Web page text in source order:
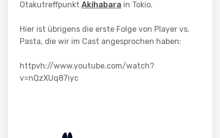
Otakutreffpunkt Akihabara in Tokio.
Hier ist übrigens die erste Folge von Player vs.
Pasta, die wir im Cast angesprochen haben:
httpvh://www.youtube.com/watch?
v=nQzXUq87iyc